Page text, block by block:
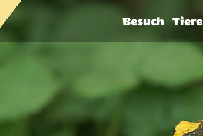
Besuch Tiere